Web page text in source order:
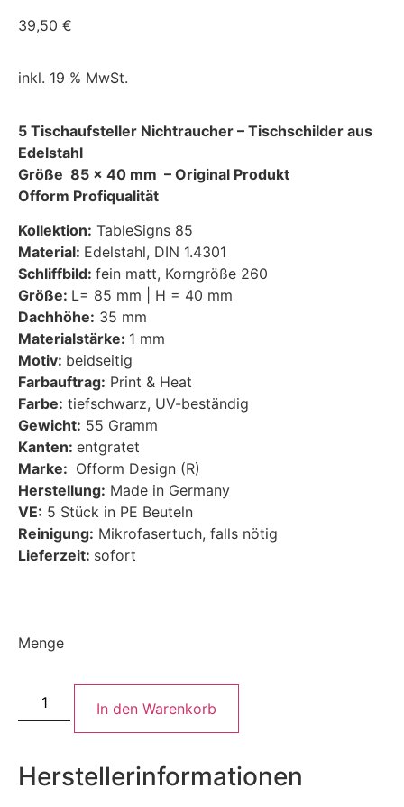
39,50 €
inkl. 19 % MwSt.
5 Tischaufsteller Nichtraucher – Tischschilder aus
Edelstahl
Größe 85 x 40 mm – Original Produkt
Ofform Profiqualität
Kollektion: TableSigns 85
Material: Edelstahl, DIN 1.4301
Schliffbild: fein matt, Korngröße 260
Größe: L= 85 mm | H = 40 mm
Dachhöhe: 35 mm
Materialstärke: 1 mm
Motiv: beidseitig
Farbauftrag: Print & Heat
Farbe: tiefschwarz, UV-beständig
Gewicht: 55 Gramm
Kanten: entgratet
Marke: Ofform Design (R)
Herstellung: Made in Germany
VE: 5 Stück in PE Beuteln
Reinigung: Mikrofasertuch, falls nötig
Lieferzeit: sofort
Menge
In den Warenkorb
Herstellerinformationen